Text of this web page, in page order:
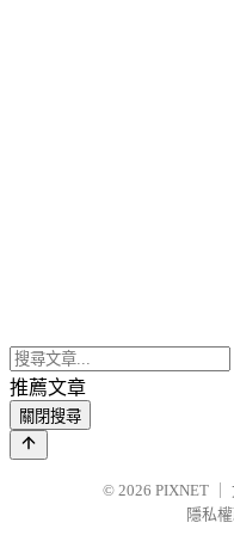
推薦文章
關閉搜尋
© 2026 PIXNET
隱私